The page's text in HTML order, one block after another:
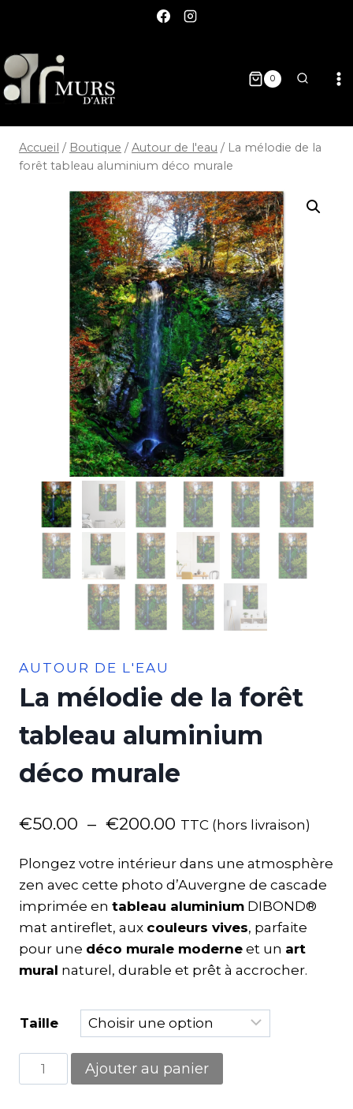
0
Accueil / Boutique / Autour de l'eau / La mélodie de la
forêt tableau aluminium déco murale
AUTOUR DE L'EAU
La mélodie de la forêt
tableau aluminium
déco murale
€50.00 – €200.00 TTC (hors livraison)
Plongez votre intérieur dans une atmosphère
zen avec cette photo d’Auvergne de cascade
imprimée en tableau aluminium DIBOND®
mat antireflet, aux couleurs vives, parfaite
pour une déco murale moderne et un art
mural naturel, durable et prêt à accrocher.
Taille
Ajouter au panier